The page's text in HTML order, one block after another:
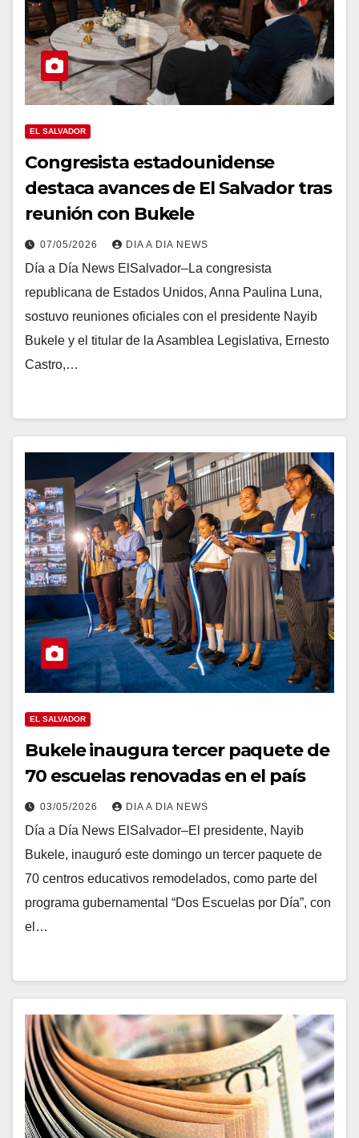
EL SALVADOR
Congresista estadounidense
destaca avances de El Salvador tras
reunión con Bukele
07/05/2026 DIA A DIA NEWS
Día a Día News ElSalvador–La congresista
republicana de Estados Unidos, Anna Paulina Luna,
sostuvo reuniones oficiales con el presidente Nayib
Bukele y el titular de la Asamblea Legislativa, Ernesto
Castro,…
EL SALVADOR
Bukele inaugura tercer paquete de
70 escuelas renovadas en el país
03/05/2026 DIA A DIA NEWS
Día a Día News ElSalvador–El presidente, Nayib
Bukele, inauguró este domingo un tercer paquete de
70 centros educativos remodelados, como parte del
programa gubernamental “Dos Escuelas por Día”, con
el…